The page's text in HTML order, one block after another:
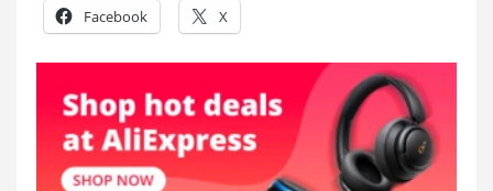
Facebook X